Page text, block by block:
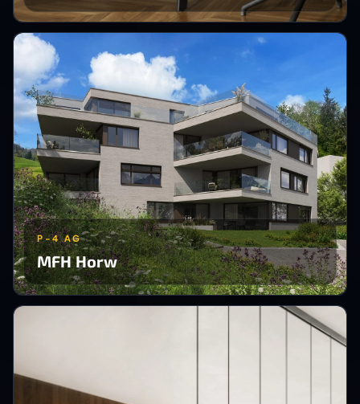
P-4 AG
MFH Horw